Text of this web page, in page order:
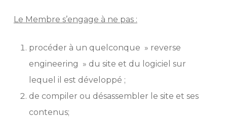
Le Membre s’engage à ne pas :
procéder à un quelconque » reverse
engineering » du site et du logiciel sur
lequel il est développé ;
de compiler ou désassembler le site et ses
contenus;